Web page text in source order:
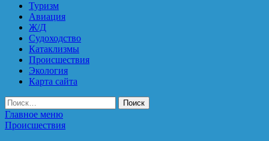
Туризм
Авиация
Ж/Д
Судоходство
Катаклизмы
Происшествия
Экология
Карта сайта
Найти:
Главное меню
Происшествия